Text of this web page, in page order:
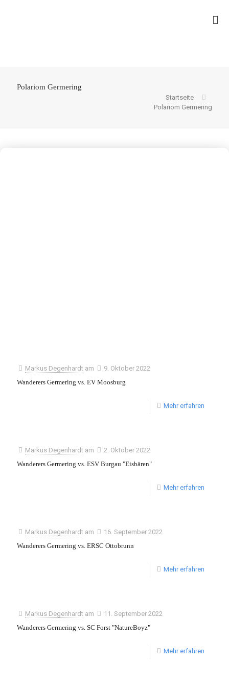
Polariom Germering
Startseite
Polariom Germering
Markus Degenhardt am
9. Oktober 2022
Wanderers Germering vs. EV Moosburg
Mehr erfahren
Markus Degenhardt am
2. Oktober 2022
Wanderers Germering vs. ESV Burgau "Eisbären"
Mehr erfahren
Markus Degenhardt am
16. September 2022
Wanderers Germering vs. ERSC Ottobrunn
Mehr erfahren
Markus Degenhardt am
11. September 2022
Wanderers Germering vs. SC Forst "NatureBoyz"
Mehr erfahren